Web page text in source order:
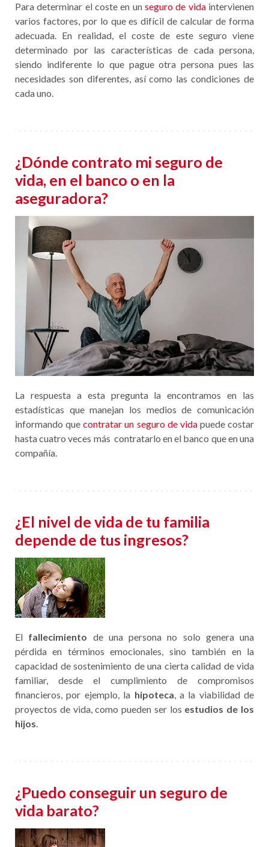
Para determinar el coste en un seguro de vidaintervienen
varios factores, por lo que es difícil de calcular de forma
adecuada. En realidad, el coste de este seguro viene
determinado por las características de cada persona,
siendo indiferente lo que pague otra persona pues las
necesidades son diferentes, así como las condiciones de
cada uno.
¿Dónde contrato mi seguro de
vida, en el banco o en la
aseguradora?
La respuesta a esta pregunta la encontramos en las
estadísticas que manejan los medios de comunicación
informando quecontratar un seguro de vidapuede costar
hasta cuatro veces más contratarlo en el banco que en una
compañía.
¿El nivel de vida de tu familia
depende de tus ingresos?
El fallecimiento de una persona no solo genera una
pérdida en términos emocionales, sino también en la
capacidad de sostenimiento de una cierta calidad de vida
familiar, desde el cumplimiento de compromisos
financieros, por ejemplo, la hipoteca , a la viabilidad de
proyectos de vida, como pueden ser los estudios de los
hijos
¿Puedo conseguir un seguro de
vida barato?